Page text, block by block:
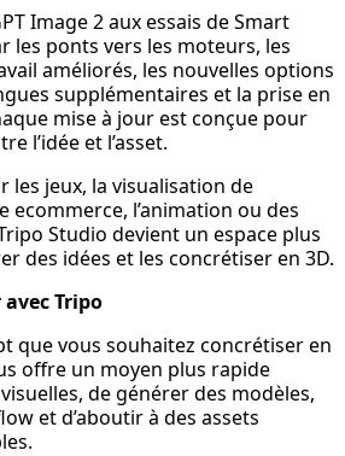
Image 2 aux essais de Smart
les ponts vers les moteurs, les
améliorés, les nouvelles options
supplémentaires et la prise en
mise à jour est conçue pour
l’idée et l’asset.
les jeux, la visualisation de
ecommerce, l’animation ou des
Studio devient un espace plus
des idées et les concrétiser en 3D.
Tripo
que vous souhaitez concrétiser en
offre un moyen plus rapide
de générer des modèles,
et d’aboutir à des assets